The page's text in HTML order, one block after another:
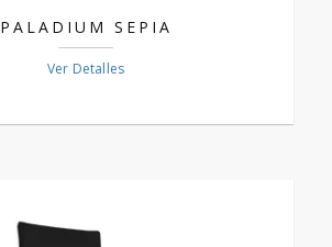
PALADIUM SEPIA
Ver Detalles